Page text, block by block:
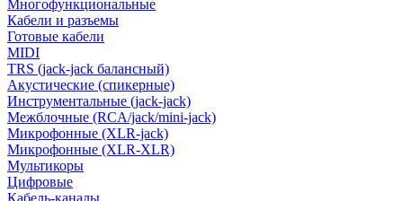
Многофункциональные
Кабели и разъемы
Готовые кабели
MIDI
TRS (jack-jack балансный)
Акустические (спикерные)
Инструментальные (jack-jack)
Межблочные (RCA/jack/mini-jack)
Микрофонные (XLR-jack)
Микрофонные (XLR-XLR)
Мультикоры
Цифровые
Кабель-каналы